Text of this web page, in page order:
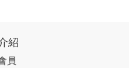
紹
員